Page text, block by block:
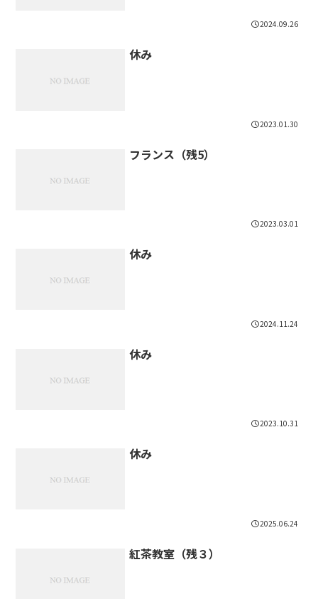
2024.09.26
休み
2023.01.30
フランス（残5）
2023.03.01
休み
2024.11.24
休み
2023.10.31
休み
2025.06.24
紅茶教室（残３）